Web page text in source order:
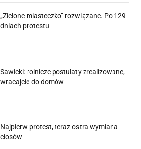
„Zielone miasteczko” rozwiązane. Po 129
dniach protestu
Sawicki: rolnicze postulaty zrealizowane,
wracajcie do domów
Najpierw protest, teraz ostra wymiana
ciosów